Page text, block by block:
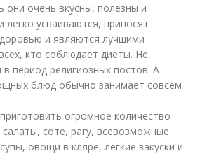
они очень вкусны, полезны и
усваиваются, приносят
и являются лучшими
кто соблюдает диеты. Не
в период религиозных постов. А
блюд обычно занимает совсем
огромное количество
соте, рагу, всевозможные
овощи в кляре, легкие закуски и